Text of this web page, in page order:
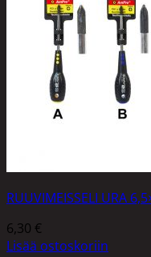
RUUVIMEISSELI URA
6,30 €
Lisää ostoskoriin